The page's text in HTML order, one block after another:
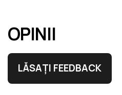
OPINII
LĂSAȚI FEEDBACK